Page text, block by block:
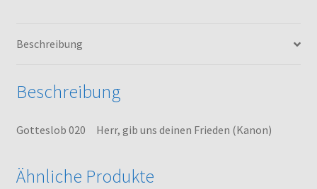
Beschreibung
Beschreibung
Gotteslob 020 Herr, gib uns deinen Frieden (Kanon)
Ähnliche Produkte